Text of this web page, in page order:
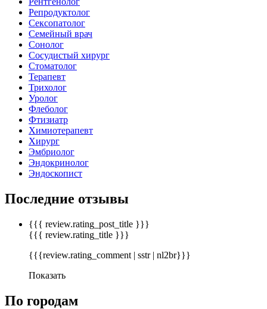
Репродуктолог
Сексопатолог
Семейный врач
Сонолог
Сосудистый хирург
Стоматолог
Терапевт
Трихолог
Уролог
Флеболог
Фтизиатр
Химиотерапевт
Хирург
Эмбриолог
Эндокринолог
Эндоскопист
Последние отзывы
{{{ review.rating_post_title }}}
{{{ review.rating_title }}}
{{{review.rating_comment | sstr | nl2br}}}
Показать
По городам